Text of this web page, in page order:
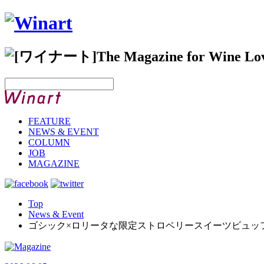
FEATURE
NEWS & EVENT
COLUMN
JOB
MAGAZINE
Top
News & Event
ゴシック×ロリータな限定ストロベリースイーツビュ